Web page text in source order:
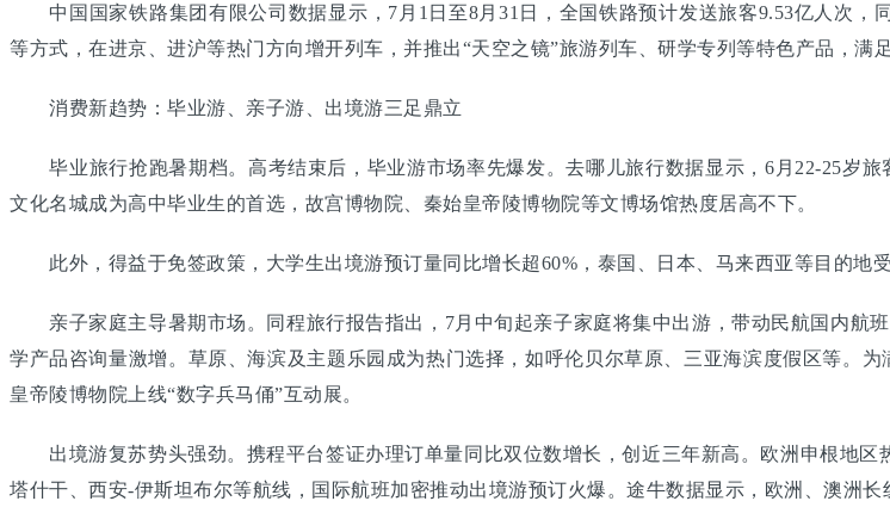
中国国家铁路集团有限公司数据显示，7月1日至8月31日，全国铁路预计发送旅客9.53亿人次，
等方式，在进京、进沪等热门方向增开列车，并推出“天空之镜”旅游列车、研学专列等特色产品，满
消费新趋势：毕业游、亲子游、出境游三足鼎立
毕业旅行抢跑暑期档。高考结束后，毕业游市场率先爆发。去哪儿旅行数据显示，6月22-25岁旅
文化名城成为高中毕业生的首选，故宫博物院、秦始皇帝陵博物院等文博场馆热度居高不下。
此外，得益于免签政策，大学生出境游预订量同比增长超60%，泰国、日本、马来西亚等目的地受
亲子家庭主导暑期市场。同程旅行报告指出，7月中旬起亲子家庭将集中出游，带动民航国内航
学产品咨询量激增。草原、海滨及主题乐园成为热门选择，如呼伦贝尔草原、三亚海滨度假区等。
皇帝陵博物院上线“数字兵马俑”互动展。
出境游复苏势头强劲。携程平台签证办理订单量同比双位数增长，创近三年新高。欧洲申根地区
塔什干、西安-伊斯坦布尔等航线，国际航班加密推动出境游预订火爆。途牛数据显示，欧洲、澳洲